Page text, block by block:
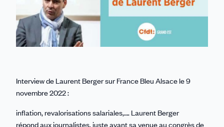
Interview de Laurent Berger sur France Bleu Alsace le 9
novembre 2022 :
inflation, revalorisations salariales,…. Laurent Berger
répond aux journalistes, juste avant sa venue au congrès de